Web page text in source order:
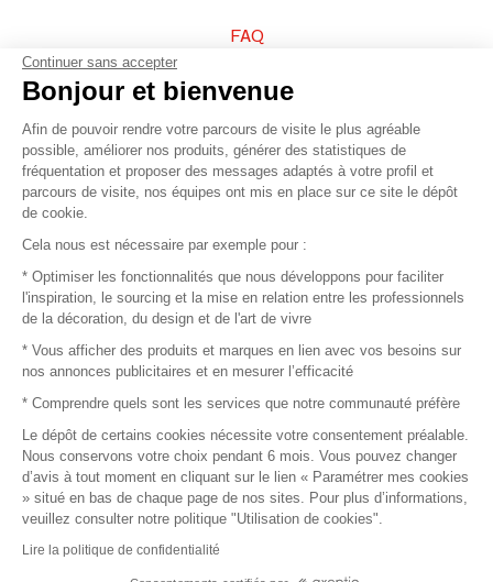
FAQ
Vendez vos produits
Plan du site
© 2016 –Organisation SAFI
Recrutement
Mentions légales
Conditions commerciales
Continuer sans accepter
Bonjour et bienvenue
Afin de pouvoir rendre votre parcours de visite le plus agréable
possible, améliorer nos produits, générer des statistiques de
fréquentation et proposer des messages adaptés à votre profil et
parcours de visite, nos équipes ont mis en place sur ce site le dépôt
de cookie.
Cela nous est nécessaire par exemple pour :
* Optimiser les fonctionnalités que nous développons pour faciliter
l'inspiration, le sourcing et la mise en relation entre les professionnels
de la décoration, du design et de l'art de vivre
* Vous afficher des produits et marques en lien avec vos besoins sur
nos annonces publicitaires et en mesurer l’efficacité
* Comprendre quels sont les services que notre communauté préfère
Le dépôt de certains cookies nécessite votre consentement préalable.
Nous conservons votre choix pendant 6 mois. Vous pouvez changer
d’avis à tout moment en cliquant sur le lien « Paramétrer mes cookies
» situé en bas de chaque page de nos sites. Pour plus d’informations,
veuillez consulter notre politique "Utilisation de cookies".
Lire la politique de confidentialité